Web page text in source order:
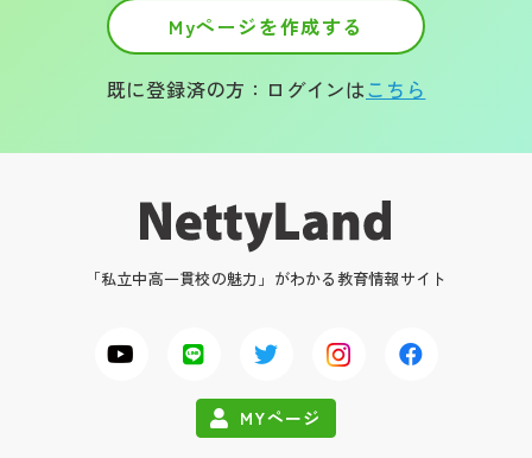
Myページを作成する
既に登録済の方：ログインはこちら
「私立中高一貫校の魅力」がわかる教育情報サイト
MYページ